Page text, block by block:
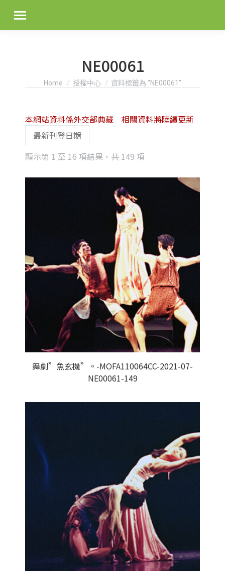
NE00061
You are here:
Home 授權中心 資料標籤為 “NE00061”
顯示第 1 至 16 項結果，共 149 項
latest
本網站資料係外交部典藏 相關資料將陸續更新
舞劇”魚玄機”。-MOFA110064CC-2021-07-
NE00061-149